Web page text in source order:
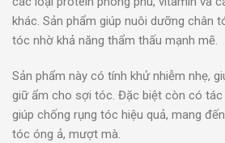
khác. Sản phẩm giúp nuôi dưỡng chân
tóc nhờ khả năng thẩm thấu mạnh mẽ.
Sản phẩm này có tính khử nhiễm nhẹ,
giữ ẩm cho sợi tóc. Đặc biệt còn có
giúp chống rụng tóc hiệu quả, mang
tóc óng ả, mượt mà.